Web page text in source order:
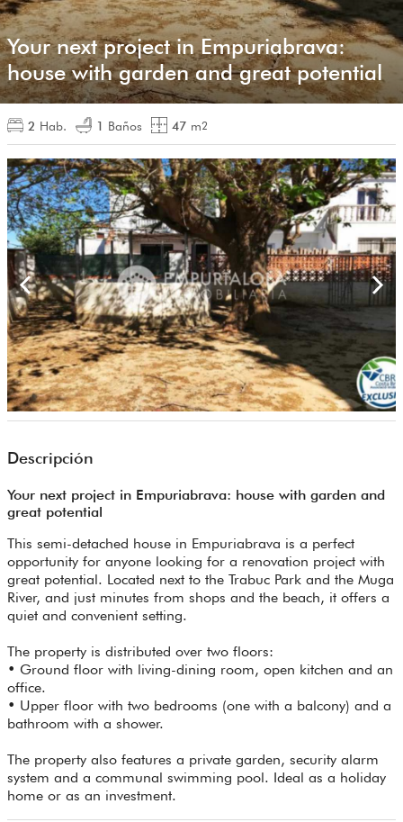
Your next project in Empuriabrava:
house with garden and great potential
2 Hab. 1 Baños 47 m2
Descripción
Your next project in Empuriabrava: house with garden and
great potential
This semi-detached house in Empuriabrava is a perfect
opportunity for anyone looking for a renovation project with
great potential. Located next to the Trabuc Park and the Muga
River, and just minutes from shops and the beach, it offers a
quiet and convenient setting.
The property is distributed over two floors:
• Ground floor with living-dining room, open kitchen and an
office.
• Upper floor with two bedrooms (one with a balcony) and a
bathroom with a shower.
The property also features a private garden, security alarm
system and a communal swimming pool. Ideal as a holiday
home or as an investment.